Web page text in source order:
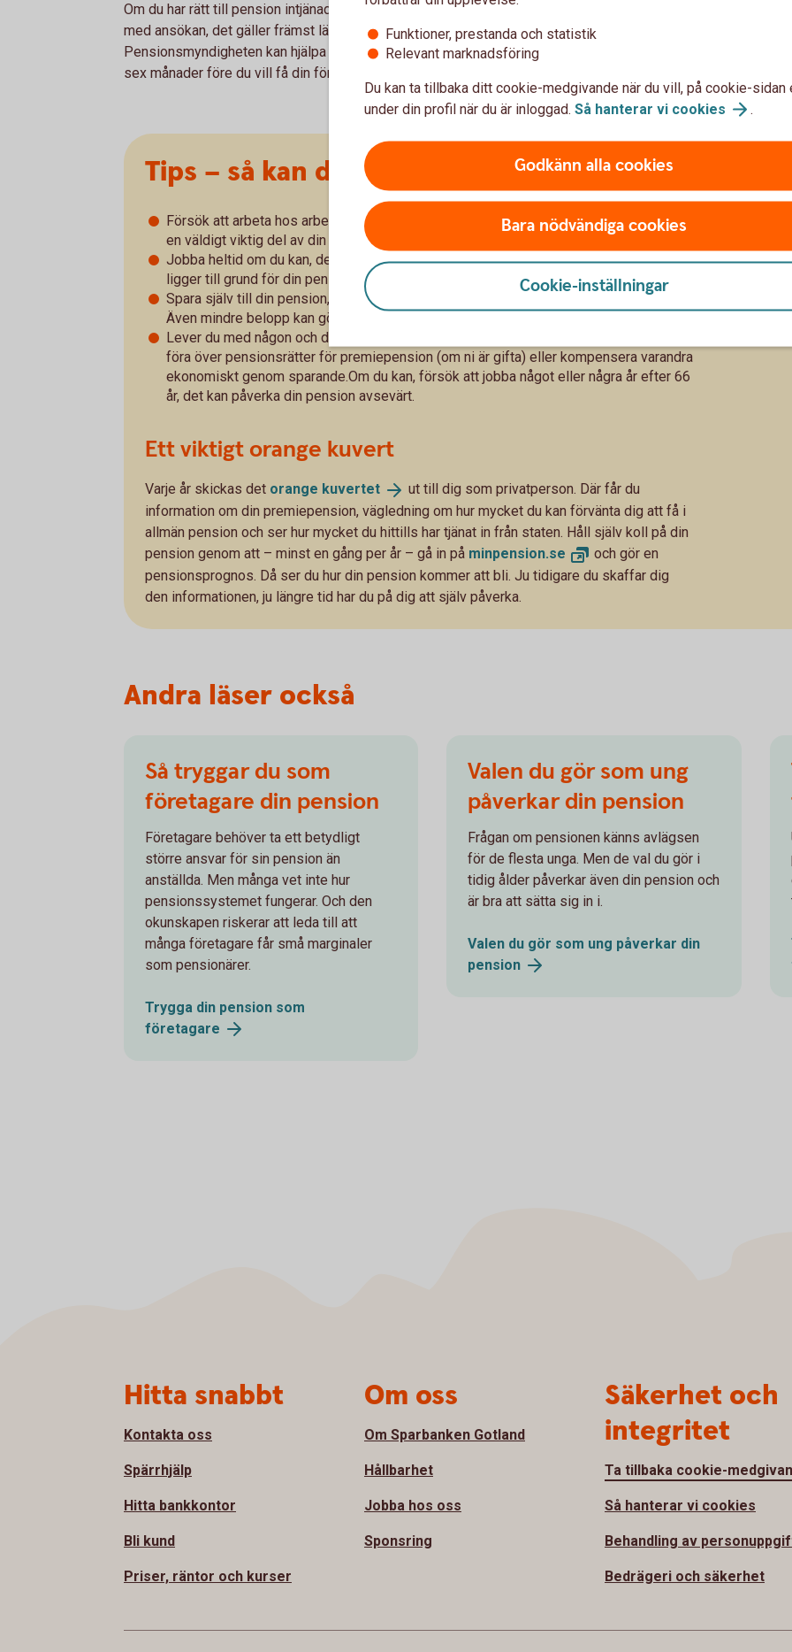
Om du har rätt till pension intjänad i ett annat land kan Pensionsmyndigheten hjälpa dig
med ansökan, det gäller främst länder inom EU och EES. Det finns även andra länder där
Pensionsmyndigheten kan hjälpa dig med ansökan. Hör av dig till dem i god tid, minst
sex månader före du vill få din första pensionsutbetalning.
Tips – så kan du påverka pensionen
Försök att arbeta hos arbetsgivare som gör avsättning till din tjänstepension, den är
en väldigt viktig del av din framtida pension.
Jobba heltid om du kan, det gör stor skillnad eftersom det är livsinkomsten som
ligger till grund för din pension.
Spara själv till din pension, börja så tidigt som möjligt och öka beloppet allt eftersom.
Även mindre belopp kan göra skillnad på sikt.
Lever du med någon och det skiljer i inkomst och pensionsavsättningar kan ni välja att
föra över pensionsrätter för premiepension (om ni är gifta) eller kompensera varandra
ekonomiskt genom sparande.Om du kan, försök att jobba något eller några år efter 66
år, det kan påverka din pension avsevärt.
Ett viktigt orange kuvert
Varje år skickas det orange kuvertet
ut till dig som privatperson. Där får du
information om din premiepension, vägledning om hur mycket du kan förvänta dig att få i
allmän pension och ser hur mycket du hittills har tjänat in från staten. Håll själv koll på din
pension genom att – minst en gång per år – gå in på minpension.se
och gör en
pensionsprognos. Då ser du hur din pension kommer att bli. Ju tidigare du skaffar dig
den informationen, ju längre tid har du på dig att själv påverka.
Andra läser också
Så tryggar du som
företagare din pension
Företagare behöver ta ett betydligt
större ansvar för sin pension än
anställda. Men många vet inte hur
pensionssystemet fungerar. Och den
okunskapen riskerar att leda till att
många företagare får små marginaler
som pensionärer.
Trygga din pension som
företagare
Valen du gör som ung
påverkar din pension
Frågan om pensionen känns avlägsen
för de flesta unga. Men de val du gör i
tidig ålder påverkar även din pension och
är bra att sätta sig in i.
Valen du gör som ung påverkar din
pension
Funktioner, prestanda och statistik
Relevant marknadsföring
Du kan ta tillbaka ditt cookie-medgivande när du vill, på cookie-sidan
under din profil när du är inloggad. Så hanterar vi cookies .
Godkänn alla cookies
Bara nödvändiga cookies
Cookie-inställningar
Hitta snabbt
Kontakta oss
Spärrhjälp
Hitta bankkontor
Bli kund
Priser, räntor och kurser
Om oss
Om Sparbanken Gotland
Hållbarhet
Jobba hos oss
Sponsring
Säkerhet och
integritet
Ta tillbaka cookie-
Så hanterar vi cookies
Behandling av
Bedrägeri och säkerhet